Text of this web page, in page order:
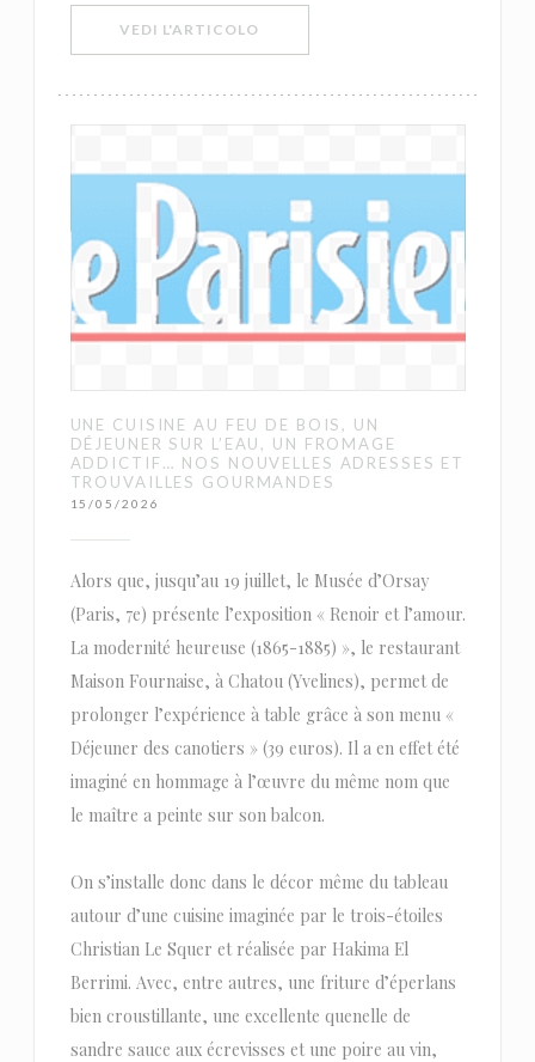
VEDI L'ARTICOLO
UNE CUISINE AU FEU DE BOIS, UN
DÉJEUNER SUR L’EAU, UN FROMAGE
ADDICTIF… NOS NOUVELLES ADRESSES ET
TROUVAILLES GOURMANDES
15/05/2026
Alors que, jusqu’au 19 juillet, le Musée d’Orsay
(Paris, 7e) présente l’exposition « Renoir et l’amour.
La modernité heureuse (1865-1885) », le restaurant
Maison Fournaise, à Chatou (Yvelines), permet de
prolonger l’expérience à table grâce à son menu «
Déjeuner des canotiers » (39 euros). Il a en effet été
imaginé en hommage à l’œuvre du même nom que
le maître a peinte sur son balcon.
On s’installe donc dans le décor même du tableau
autour d’une cuisine imaginée par le trois-étoiles
Christian Le Squer et réalisée par Hakima El
Berrimi. Avec, entre autres, une friture d’éperlans
bien croustillante, une excellente quenelle de
sandre sauce aux écrevisses et une poire au vin,